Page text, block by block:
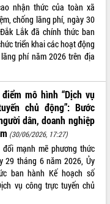
nhận thức của toàn xã
chống lãng phí, ngày 30
Lắk đã chính thức ban
triển khai các hoạt động
phí năm 2026 trên địa
mô hình “Dịch vụ
chủ động”: Bước
dân, doanh nghiệp
(30/06/2026, 17:27)
đổi mạnh mẽ phương thức
29 tháng 6 năm 2026, Ủy
ban hành Kế hoạch số
vụ công trực tuyến chủ